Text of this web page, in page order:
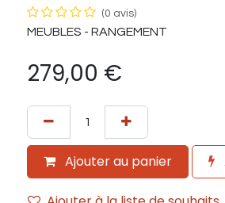
(0 avis)
MEUBLES - RANGEMENT
279,00 €
Ajouter au panier